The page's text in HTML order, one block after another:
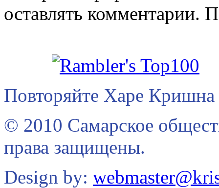
оставлять комментарии.
Повторяйте Харе Кришна
© 2010 Самарское
права защищены.
Design by: